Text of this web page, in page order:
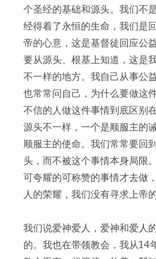
个圣经的基础和源头。我们不
经得着了永恒的生命，我们是
帝的心意，这是基督徒回应公
要从源头、根基上知道，这是
不一样的地方。我自己从事公
也常常问自己，为什么要做这
不信的人做这件事情到底区别
源头不一样，一个是顺服主的
顺服主的使命。我们常常要回
头，而不被这个事情本身局限
可夸耀的可称赞的事情才去做
人的荣耀，我们没有寻求上帝的
我们说爱神爱人，爱神和爱人
的。我也在带领教会，我从14